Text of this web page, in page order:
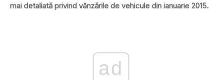
mai detaliată privind vânzările de vehicule din ianuarie 2015.
ad